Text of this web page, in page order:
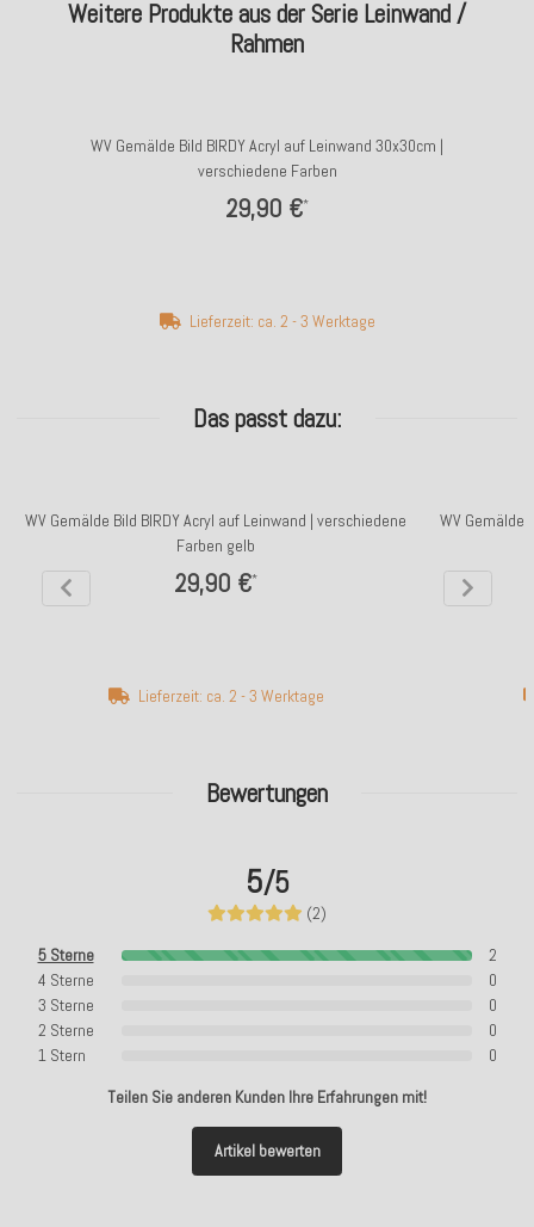
Bewertungen
5/5
(2)
5 Sterne
2
4 Sterne
0
3 Sterne
0
2 Sterne
0
1 Stern
0
Teilen Sie anderen Kunden Ihre Erfahrungen mit!
Artikel bewerten
Weitere Produkte aus der Serie Leinwand /
Rahmen
WV Gemälde Bild BIRDY Acryl auf Leinwand 30x30cm |
verschiedene Farben
29,90 €*
Lieferzeit: ca. 2 - 3 Werktage
Das passt dazu:
WV Gemälde Bild BIRDY Acryl auf Leinwand | verschiedene
Farben gelb
29,90 €*
Lieferzeit: ca. 2 - 3 Werktage
WV Gemälde